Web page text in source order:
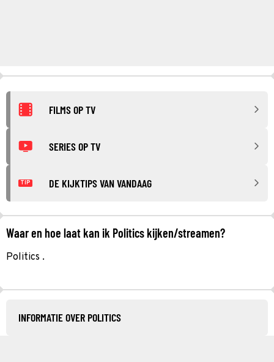
FILMS OP TV
SERIES OP TV
TIP DE KIJKTIPS VAN VANDAAG
Waar en hoe laat kan ik Politics kijken/streamen?
Politics .
INFORMATIE OVER POLITICS